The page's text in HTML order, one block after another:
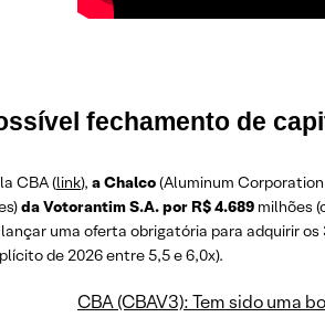
fechamento de
CBA (link), a Chalco(Aluminum
da Votorantim S.A. por R$ 4.689 milhões
uma oferta obrigatória para adquirir os
de 2026 entre 5,5 e 6,0x).
CBA (CBAV3): Tem sido uma